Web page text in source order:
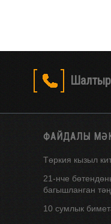
ФАЙДАЛЫ
Төркия кызыл
21-нче
багышланган
10 сумлык